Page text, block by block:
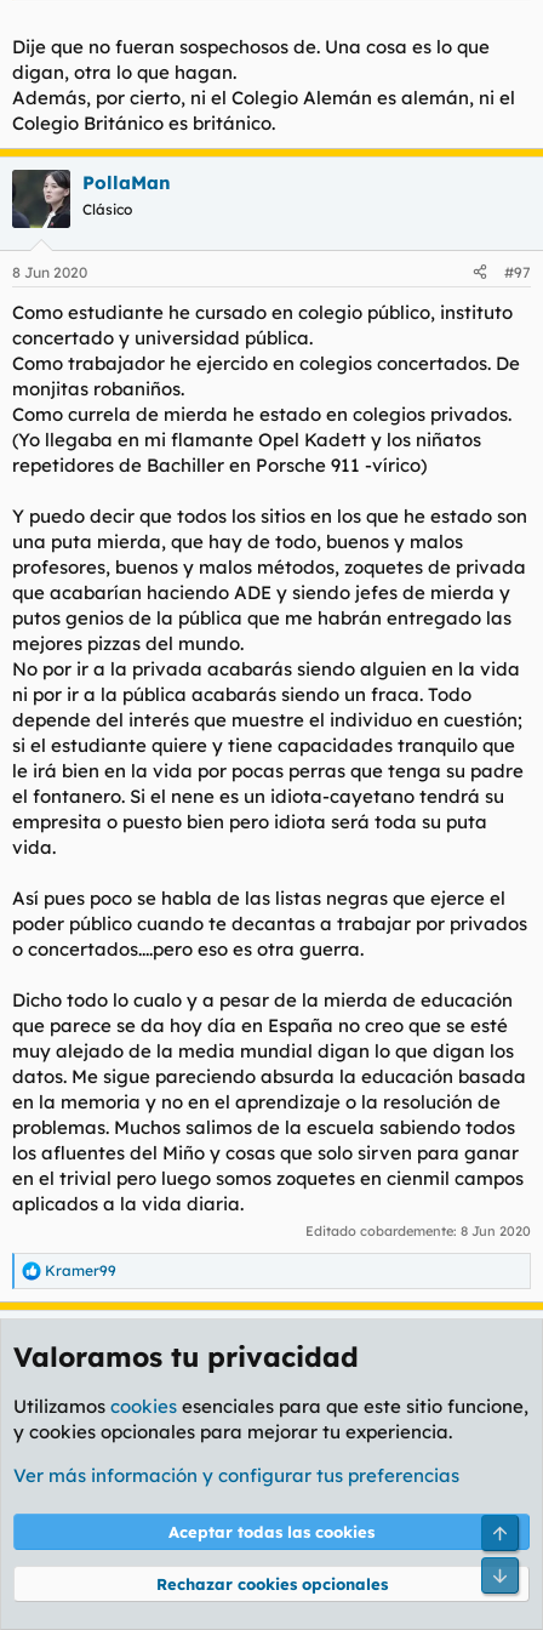
Podria seguir pero ya paro.
Biba la Hunibersidad.
Ver el archivos adjunto 59795
Dije que no fueran sospechosos de. Una cosa es lo que
digan, otra lo que hagan.
Además, por cierto, ni el Colegio Alemán es alemán, ni el
Colegio Británico es británico.
PollaMan
Clásico
8 Jun 2020 #97
Como estudiante he cursado en colegio público, instituto
concertado y universidad pública.
Como trabajador he ejercido en colegios concertados. De
monjitas robaniños.
Como currela de mierda he estado en colegios privados.
(Yo llegaba en mi flamante Opel Kadett y los niñatos
repetidores de Bachiller en Porsche 911 -vírico)
Y puedo decir que todos los sitios en los que he estado son
una puta mierda, que hay de todo, buenos y malos
profesores, buenos y malos métodos, zoquetes de privada
que acabarían haciendo ADE y siendo jefes de mierda y
putos genios de la pública que me habrán entregado las
mejores pizzas del mundo.
No por ir a la privada acabarás siendo alguien en la vida
ni por ir a la pública acabarás siendo un fraca. Todo
depende del interés que muestre el individuo en cuestión;
si el estudiante quiere y tiene capacidades tranquilo que
le irá bien en la vida por pocas perras que tenga su padre
el fontanero. Si el nene es un idiota-cayetano tendrá su
empresita o puesto bien pero idiota será toda su puta
vida.
Así pues poco se habla de las listas negras que ejerce el
poder público cuando te decantas a trabajar por privados
o concertados....pero eso es otra guerra.
Dicho todo lo cualo y a pesar de la mierda de educación
que parece se da hoy día en España no creo que se esté
muy alejado de la media mundial digan lo que digan los
datos. Me sigue pareciendo absurda la educación basada
en la memoria y no en el aprendizaje o la resolución de
problemas. Muchos salimos de la escuela sabiendo todos
los afluentes del Miño y cosas que solo sirven para ganar
en el trivial pero luego somos zoquetes en cienmil campos
aplicados a la vida diaria.
Editado cobardemente: 8 Jun 2020
R
e
a
c
n
e
:
Kramer99
Freak
8 Jun 2020
Señor del 5º rebuznó:
dos o tres de ellos por lo menos con "necesidades especiales"
encima de los cuales la profesora tiene que estar todo el
tiempo para que no se coman las ceras o apuñalen con el
punzón al niño de al lado y dos moritos que ni entienden el
Valoramos tu privacidad
Utilizamos cookies esenciales para que este sitio funcione,
y cookies opcionales para mejorar tu experiencia.
Ver más información y configurar tus preferencias
Aceptar todas las cookies
Rechazar cookies opcionales
Pie